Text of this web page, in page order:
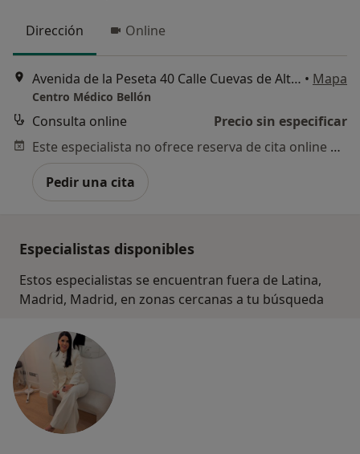
Dirección Online
Avenida de la Peseta 40 Calle Cuevas de Altamira, Local, 8, Madrid • Mapa
Centro Médico Bellón
Consulta online
Precio sin especificar
Este especialista no ofrece reserva de cita online en esta dirección.
Pedir una cita
Especialistas disponibles
Estos especialistas se encuentran fuera de Latina,
Madrid, Madrid, en zonas cercanas a tu búsqueda